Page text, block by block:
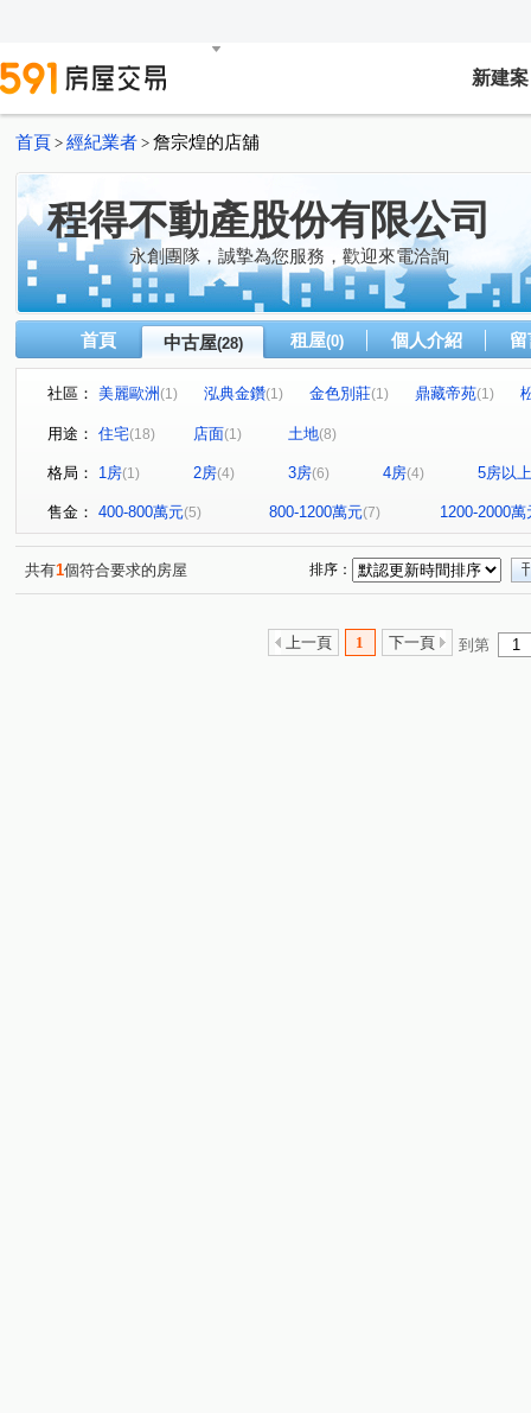
新建案
首頁 > 經紀業者 > 詹宗煌的店舖
程得不動產股份有限公司
永創團隊，誠摯為您服務，歡迎來電洽詢
首頁 中古屋(28) 租屋(0) 個人介紹
社區： 美麗歐洲(1) 泓典金鑽(1) 金色別莊(1) 鼎藏帝苑(1)
宜誠璽悅
新站大學園區 (1)
明德路 中園路 自立街(1) 文化街(1) 延平路(1)
中正路(1) 金廣路 忠愛路二段(1) 龍岡路三段 (1)
莊敬三街(1) 環西路二段(1) 中山南路(1) 廣興三街(1)
湖山街(1) 南勢四街(1)
用途： 住宅(18) 店面(1) 土地(8)
格局： 1房(1) 2房(4) 3房(6) 4房(4) 5房以上
售金： 400-800萬元(5) 800-1200萬元(7) 1200-2000萬
共有1個符合要求的房屋 排序：
上一頁 1 下一頁 到第